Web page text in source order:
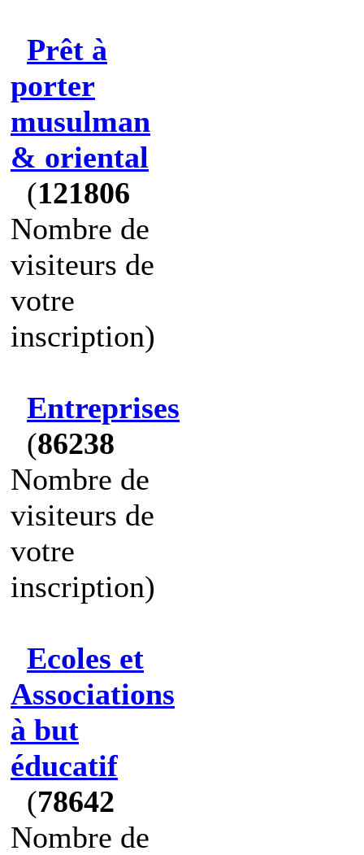
Prêt à
porter
musulman
& oriental
(121806
Nombre de
visiteurs de
votre
inscription)
Entreprises
(86238
Nombre de
visiteurs de
votre
inscription)
Ecoles et
Associations
à but
éducatif
(78642
Nombre de